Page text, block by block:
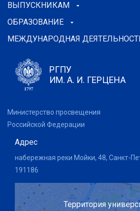
ВЫПУСКНИКАМ
ОБРАЗОВАНИЕ
МЕЖДУНАРОДНАЯ
РГПУ
ИМ. А. И. ГЕРЦЕНА
Министерство просвещения
Российской Федерации
Адрес
набережная реки Мойки, 48, Санкт-
191186
Территория